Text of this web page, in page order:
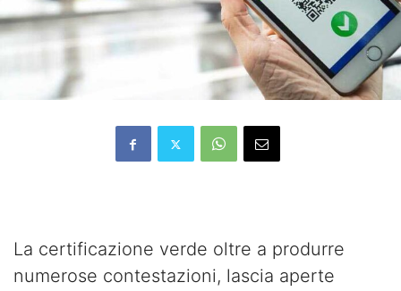
La certificazione verde oltre a produrre
numerose contestazioni, lascia aperte